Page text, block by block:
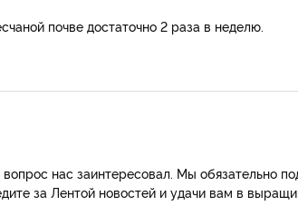
почве достаточно 2 раза в неделю.
нас заинтересовал. Мы обязательно
за Лентой новостей и удачи вам в